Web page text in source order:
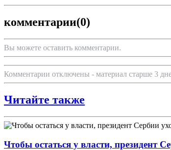
комментарии(0)
Вы можете оставить комментарии.
Комментарии отключены - материал старше 3
Читайте также
Чтобы остаться у власти, президент